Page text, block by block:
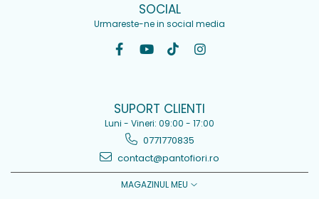
SOCIAL
Urmareste-ne in social media
SUPORT CLIENTI
Luni - Vineri: 09:00 - 17:00
0771770835
contact@pantofiori.ro
MAGAZINUL MEU